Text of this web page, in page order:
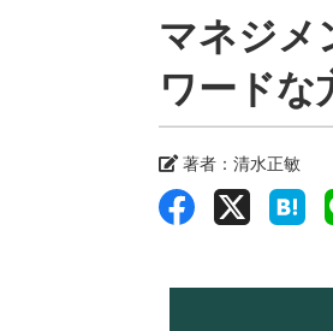
マネジメ
ワードな
著者：清水正敏